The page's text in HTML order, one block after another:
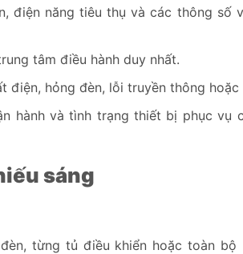
điện năng tiêu thụ và các thông số
tâm điều hành duy nhất.
điện, hỏng đèn, lỗi truyền thông hoặc
hành và tình trạng thiết bị phục vụ
sáng
từng tủ điều khiển hoặc toàn bộ